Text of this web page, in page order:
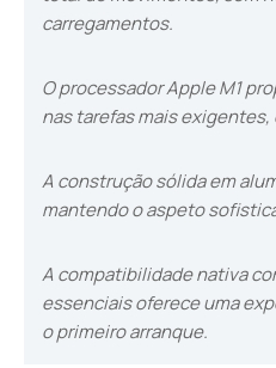
carregamentos.
O processador Apple M1
nas tarefas mais
A construção sólida em
mantendo o aspeto
A compatibilidade nativa
essenciais oferece uma
o primeiro arranque.